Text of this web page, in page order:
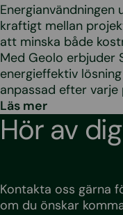
kraftigt mellan
att minska både
Med Geolo erbjuder
energieffektiv
anpassad efter varje
Läs mer
Hör av dig
Kontakta oss gärna
om du önskar